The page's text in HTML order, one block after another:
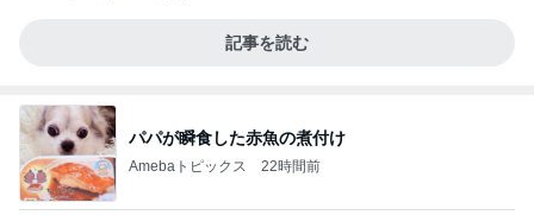
記事を読む
パパが瞬食した赤魚の煮付け
Amebaトピックス 22時間前